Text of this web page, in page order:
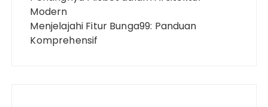
Modern
Menjelajahi Fitur Bunga99: Panduan
Komprehensif